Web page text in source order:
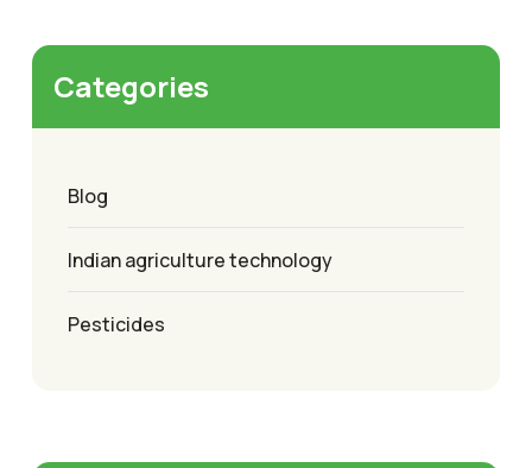
Categories
Blog
Indian agriculture technology
Pesticides